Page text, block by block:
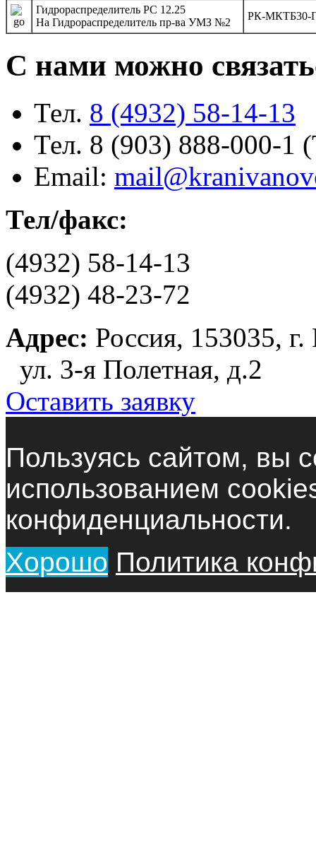
Гидрораспределитель РС 12.25
На Гидрораспределитель пр-ва УМЗ №2
РК-МКТБ30-
С нами можно
Тел. 8 (4932) 58-14-13
Тел. 8 (903) 888-000-1
Email:
Тел/факс:
(4932) 58-14-13
(4932) 48-23-72
Адрес: Россия, 153035,
ул. 3-я Полетная, д.2
Оставить заявку
Пользуясь сайтом, вы
использованием
конфиденциальности.
Хорошо Политика